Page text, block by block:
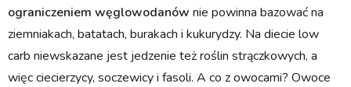
ograniczeniem węglowodanów nie powinna bazować na
ziemniakach, batatach, burakach i kukurydzy. Na diecie low
carb niewskazane jest jedzenie też roślin strączkowych, a
więc ciecierzycy, soczewicy i fasoli. A co z owocami? Owoce